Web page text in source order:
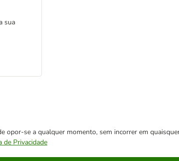
sua
opor-se a qualquer momento, sem incorrer em
de Privacidade